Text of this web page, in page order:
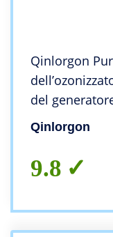
Qinlorgon
del
dell’Aria del
Qinlorgon
9.8